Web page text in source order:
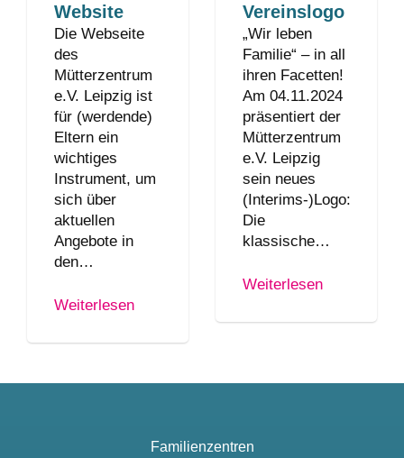
Website
Die Webseite
des
Mütterzentrum
e.V. Leipzig ist
für (werdende)
Eltern ein
wichtiges
Instrument, um
sich über
aktuellen
Angebote in
den…
Weiterlesen
Vereinslogo
„Wir leben
Familie“ – in all
ihren Facetten!
Am 04.11.2024
präsentiert der
Mütterzentrum
e.V. Leipzig
sein neues
(Interims-)Logo:
Die
klassische…
Weiterlesen
Familienzentren